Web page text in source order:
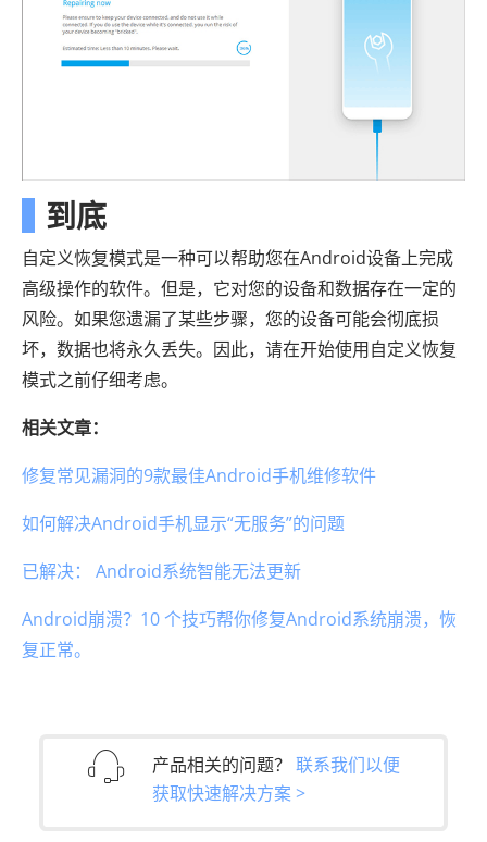
到底
自定义恢复模式是一种可以帮助您在Android设备上完成
高级操作的软件。但是，它对您的设备和数据存在一定的
风险。如果您遗漏了某些步骤，您的设备可能会彻底损
坏，数据也将永久丢失。因此，请在开始使用自定义恢复
模式之前仔细考虑。
相关文章：
修复常见漏洞的9款最佳Android手机维修软件
如何解决Android手机显示“无服务”的问题
已解决： Android系统智能无法更新
Android崩溃？10 个技巧帮你修复Android系统崩溃，恢
复正常。
产品相关的问题？ 联系我们以便
获取快速解决方案 >